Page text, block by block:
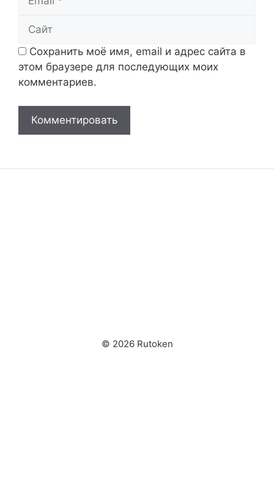
Сайт
Сохранить моё имя, email и адрес сайта в
этом браузере для последующих моих
комментариев.
© 2026 Rutoken